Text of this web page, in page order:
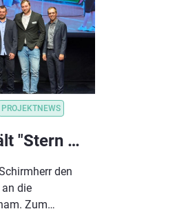
PROJEKTNEWS
SG Hausham erhält "Stern des Sports" für sein Inklusionsprojekt!
den
die
Zum